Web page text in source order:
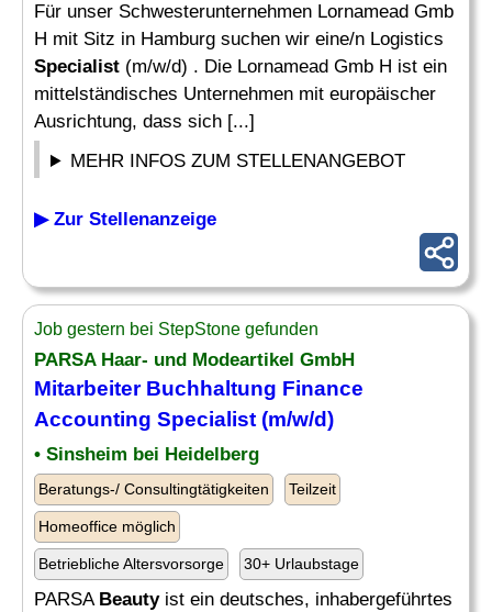
Für unser Schwesterunternehmen Lornamead Gmb
H mit Sitz in Hamburg suchen wir eine/n Logistics
Specialist (m/w/d) . Die Lornamead Gmb H ist ein
mittelständisches Unternehmen mit europäischer
Ausrichtung, dass sich [...]
MEHR INFOS ZUM STELLENANGEBOT
▶ Zur Stellenanzeige
Job gestern bei StepStone gefunden
PARSA Haar- und Modeartikel GmbH
Mitarbeiter Buchhaltung Finance
Accounting Specialist (m/w/d)
• Sinsheim bei Heidelberg
Beratungs-/ Consultingtätigkeiten Teilzeit
Homeoffice möglich
Betriebliche Altersvorsorge 30+ Urlaubstage
PARSA Beautyist ein deutsches, inhabergeführtes